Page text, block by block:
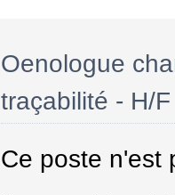
Oenologue
traçabilité - H/
Ce poste n'est